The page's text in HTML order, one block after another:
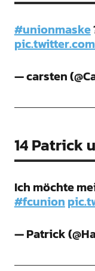
#unionmaske
— carsten
14 Patrick
Ich möchte
#fcunion
— Patrick